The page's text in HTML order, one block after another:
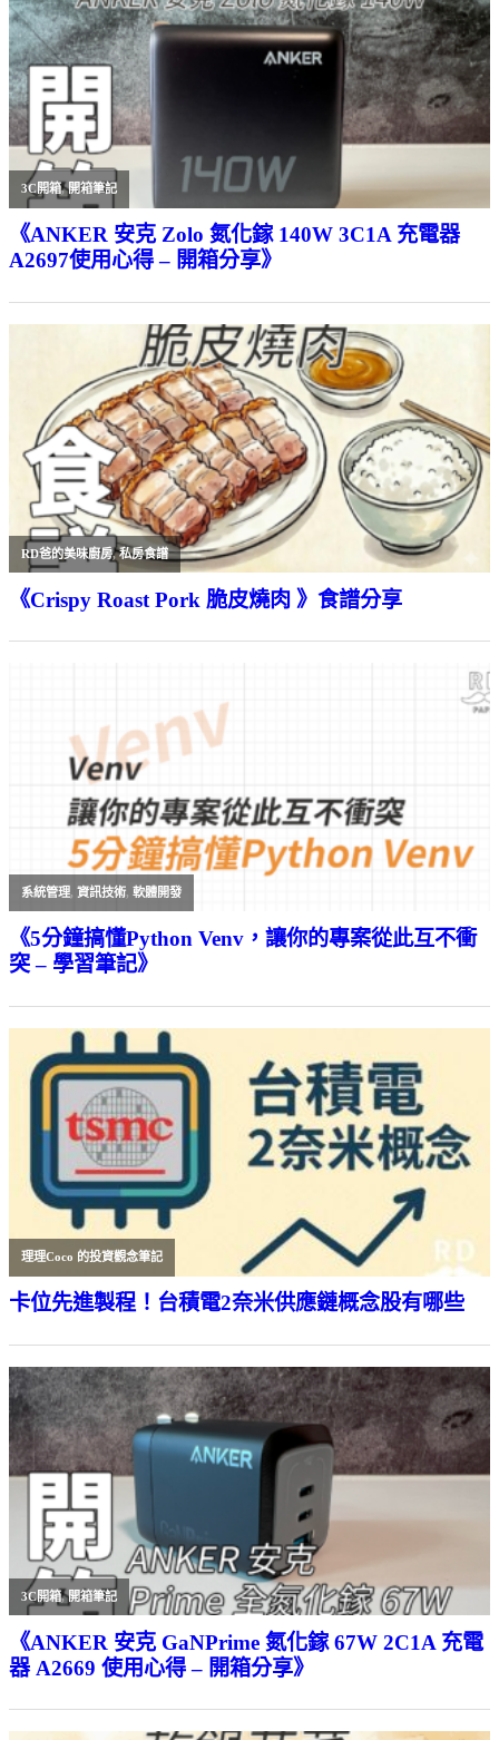
3C開箱,開箱筆記
《ANKER 安克 Zolo 氮化鎵 140W 3C1A 充電器
A2697使用心得 – 開箱分享》
RD爸的美味廚房,私房食譜
《Crispy Roast Pork 脆皮燒肉 》食譜分享
系統管理,資訊技術,軟體開發
《5分鐘搞懂Python Venv，讓你的專案從此互不衝
突 – 學習筆記》
理理Coco 的投資觀念筆記
卡位先進製程！台積電2奈米供應鏈概念股有哪些
3C開箱,開箱筆記
《ANKER 安克 GaNPrime 氮化鎵 67W 2C1A 充電
器 A2669 使用心得 – 開箱分享》